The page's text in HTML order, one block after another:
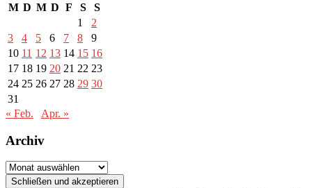
M D M D F S
S
1
2
3
4 5 6 7 8
9
10 11 12 13 14 15 16
17 18 19 20 21 22 23
24 25 26 27 28 29 30
31
« Feb.
Apr. »
Archiv
Archiv